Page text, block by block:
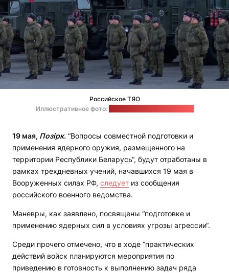
Российское ТЯО
Иллюстративное фото:
19 мая, Позірк. “Вопросы совместной подготовки и
применения ядерного оружия, размещенного на
территории Республики Беларусь“, будут отработаны в
рамках трехдневных учений, начавшихся 19 мая в
Вооруженных силах РФ, следует из сообщения
российского военного ведомства.
Маневры, как заявлено, посвящены “подготовке и
применению ядерных сил в условиях угрозы агрессии“.
Среди прочего отмечено, что в ходе “практических
действий войск планируются мероприятия по
приведению в готовность к выполнению задач ряда